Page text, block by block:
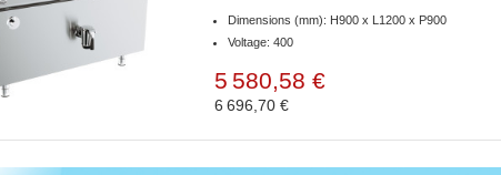
Dimensions (mm): H900 x L1200 x P900
Voltage: 400
5 580,58 €
6 696,70 €